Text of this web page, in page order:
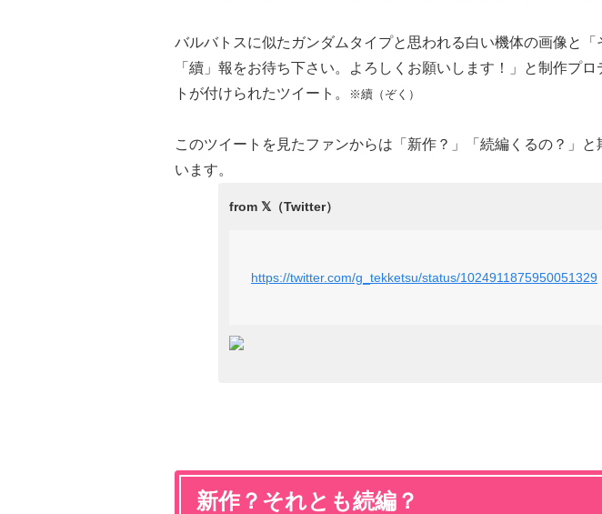
バルバトスに似たガンダムタイプと思われる白い機体の画像と
「續」報をお待ち下さい。よろしくお願いします！」と制作プ
トが付けられたツイート。
※續（ぞく ）
このツイートを見たファンからは「新作？」「続編くるの？」と
います。
https://twitter.com/g_tekketsu/status/1024911875950051329
新作？それとも続編？